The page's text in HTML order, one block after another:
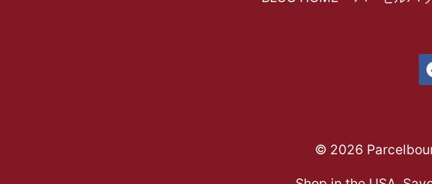
© 2026